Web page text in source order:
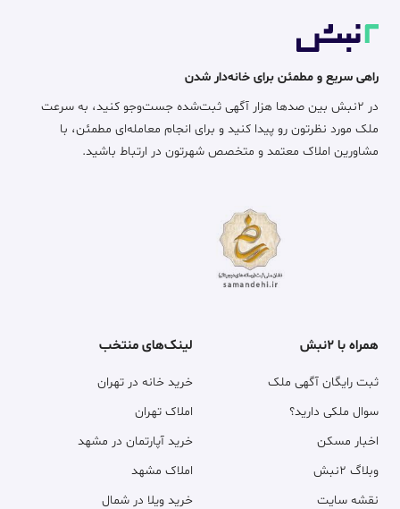
راهی سریع و مطمئن برای خانه‌دار شدن
در ۲نبش بین صدها هزار آگهی ثبت‌شده جست‌وجو کنید، به سرعت
ملک مورد نظرتون رو پیدا کنید و برای انجام معامله‌ای مطمئن، با
مشاورین املاک معتمد و متخصص شهرتون در ارتباط باشید.
همراه با ۲نبش
ثبت رایگان آگهی ملک
سوال ملکی دارید؟
اخبار مسکن
وبلاگ ۲نبش
نقشه سایت
لینک‌های منتخب
خرید خانه در تهران
املاک تهران
خرید آپارتمان در مشهد
املاک مشهد
خرید ویلا در شمال